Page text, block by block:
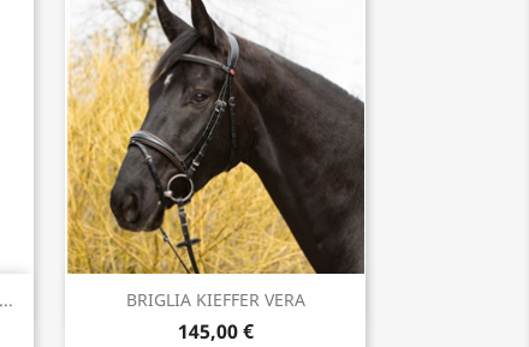
BRIGLIA KIEFFER VERA
145,00 €
Anteprima